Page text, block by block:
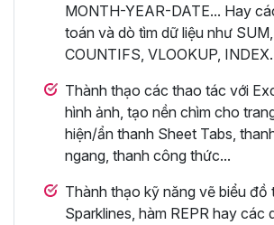
MONTH-YEAR-DATE... Hay
toán và dò tìm dữ liệu như
COUNTIFS, VLOOKUP, INDEX.
Thành thạo các thao tác với
hình ảnh, tạo nền chìm cho
hiện/ẩn thanh Sheet Tabs,
ngang, thanh công thức...
Thành thạo kỹ năng vẽ biểu đồ
Sparklines, hàm REPR hay các